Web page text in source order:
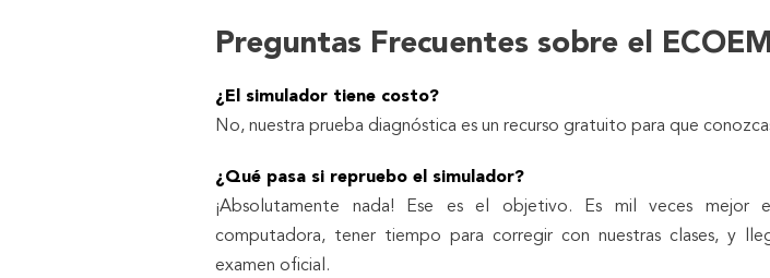
Preguntas Frecuentes sobre el
¿El simulador tiene costo?
No, nuestra prueba diagnóstica es un recurso gratuito para que
¿Qué pasa si repruebo el simulador?
¡Absolutamente nada! Ese es el objetivo. Es mil veces mejor
computadora, tener tiempo para corregir con nuestras clases, y
examen oficial.